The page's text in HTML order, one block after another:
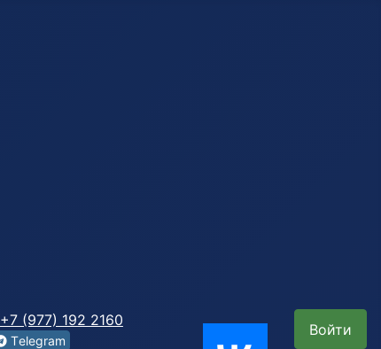
+7 (977) 192 2160
Tеlegrаm
Войти